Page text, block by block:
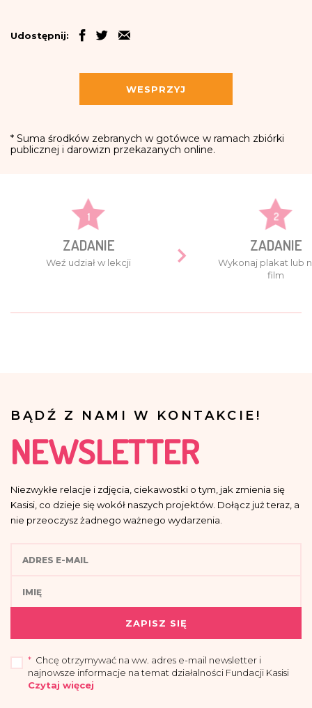
Udostępnij:
WESPRZYJ
* Suma środków zebranych w gotówce w ramach zbiórki
publicznej i darowizn przekazanych online.
1
ZADANIE
Weź udział w lekcji
2
ZADANIE
Wykonaj plakat lub
film
BĄDŹ Z NAMI W KONTAKCIE!
NEWSLETTER
Niezwykłe relacje i zdjęcia, ciekawostki o tym, jak zmienia się
Kasisi, co dzieje się wokół naszych projektów. Dołącz już teraz, a
nie przeoczysz żadnego ważnego wydarzenia.
ZAPISZ SIĘ
* Chcę otrzymywać na ww. adres e-mail newsletter i
najnowsze informacje na temat działalności Fundacji Kasisi
Czytaj więcej